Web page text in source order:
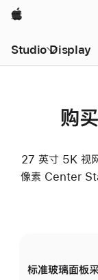
Apple
Studio Display
购
27 英寸 5K 视
像素 Center
标准玻璃面板